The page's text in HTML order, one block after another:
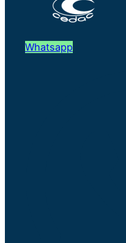
Whatsapp